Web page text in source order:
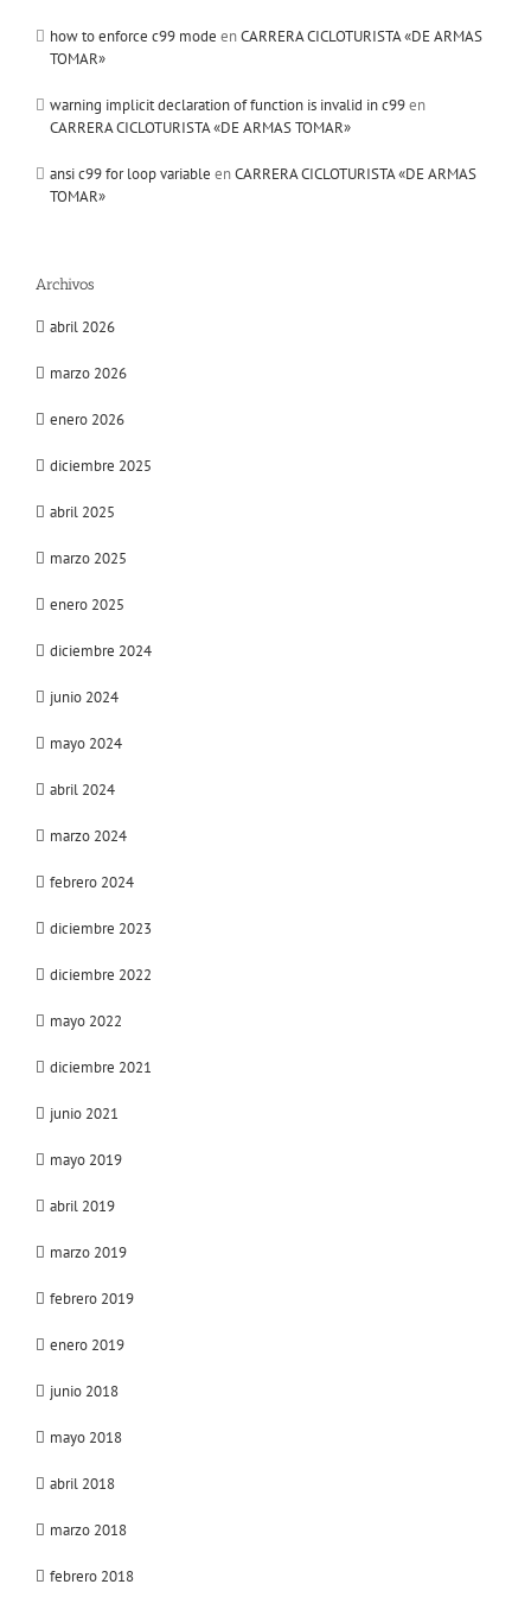
how to enforce c99 mode enCARRERA CICLOTURISTA «DE ARMAS
TOMAR»
warning implicit declaration of function is invalid in c99en
CARRERA CICLOTURISTA «DE ARMAS TOMAR»
ansi c99 for loop variable enCARRERA CICLOTURISTA «DE ARMAS
TOMAR»
Archivos
abril 2026
marzo 2026
enero 2026
diciembre 2025
abril 2025
marzo 2025
enero 2025
diciembre 2024
junio 2024
mayo 2024
abril 2024
marzo 2024
febrero 2024
diciembre 2023
diciembre 2022
mayo 2022
diciembre 2021
junio 2021
mayo 2019
abril 2019
marzo 2019
febrero 2019
enero 2019
junio 2018
mayo 2018
abril 2018
marzo 2018
febrero 2018